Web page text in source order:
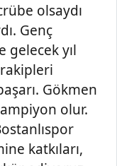
olsaydı
Genç
gelecek yıl
Gökmen
olur.
katkıları,